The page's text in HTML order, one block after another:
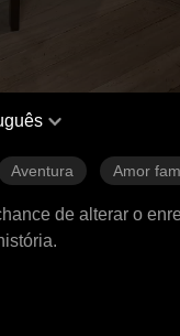
Aventura Amor
de alterar o